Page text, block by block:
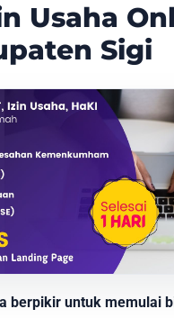
Usaha
Sigi
berpikir untuk memulai